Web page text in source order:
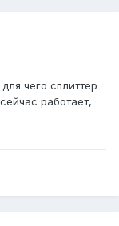
чего сплиттер
работает,